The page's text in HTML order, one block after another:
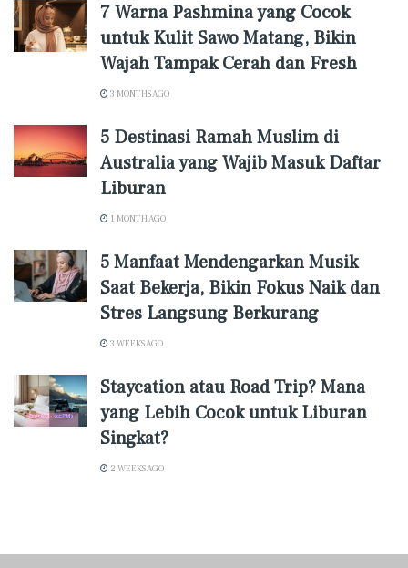
7 Warna Pashmina yang Cocok
untuk Kulit Sawo Matang, Bikin
Wajah Tampak Cerah dan Fresh
3 MONTHS AGO
5 Destinasi Ramah Muslim di
Australia yang Wajib Masuk Daftar
Liburan
1 MONTH AGO
5 Manfaat Mendengarkan Musik
Saat Bekerja, Bikin Fokus Naik dan
Stres Langsung Berkurang
3 WEEKS AGO
Staycation atau Road Trip? Mana
yang Lebih Cocok untuk Liburan
Singkat?
2 WEEKS AGO